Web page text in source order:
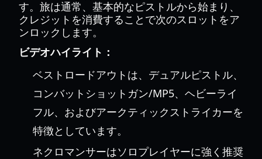
す。旅は通常、基本的なピストルから始まり、
クレジットを消費することで次のスロットをア
ンロックします。
ビデオハイライト：
ベストロードアウトは、デュアルピストル、
コンバットショットガン/MP5、ヘビーライ
フル、およびアークティックストライカーを
特徴としています。
ネクロマンサーはソロプレイヤーに強く推奨